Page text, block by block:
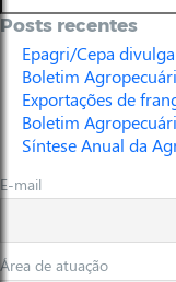
Posts recentes
Epagri/Cepa
Boletim
Exportações de
Boletim
Síntese Anual da
E-mail
Área de atuação